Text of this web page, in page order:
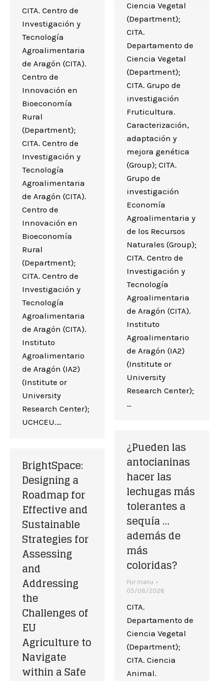
CITA. Centro de
Investigación y
Tecnología
Agroalimentaria
de Aragón (CITA).
Centro de
Innovación en
Bioeconomía
Rural
(Department);
CITA. Centro de
Investigación y
Tecnología
Agroalimentaria
de Aragón (CITA).
Centro de
Innovación en
Bioeconomía
Rural
(Department);
CITA. Centro de
Investigación y
Tecnología
Agroalimentaria
de Aragón (CITA).
Instituto
Agroalimentario
de Aragón (IA2)
(Institute or
University
Research Center);
UCHCEU.…
Ciencia Vegetal
(Department);
CITA.
Departamento de
Ciencia Vegetal
(Department);
CITA. Grupo de
investigación
Fruticultura.
Caracterización,
adaptación y
mejora genética
(Group); CITA.
Grupo de
investigación
Economía
Agroalimentaria y
de los Recursos
Naturales (Group);
CITA. Centro de
Investigación y
Tecnología
Agroalimentaria
de Aragón (CITA).
Instituto
Agroalimentario
de Aragón (IA2)
(Institute or
University
Research Center);
…
¿Pueden las
antocianinas
hacer las
lechugas más
tolerantes a
sequía …
además de
más
coloridas?
Por manu
05/08/2026
CITA.
Departamento de
Ciencia Vegetal
(Department);
CITA. Ciencia
Animal.
BrightSpace:
Designing a
Roadmap for
Effective and
Sustainable
Strategies for
Assessing
and
Addressing
the
Challenges of
EU
Agriculture to
Navigate
within a Safe